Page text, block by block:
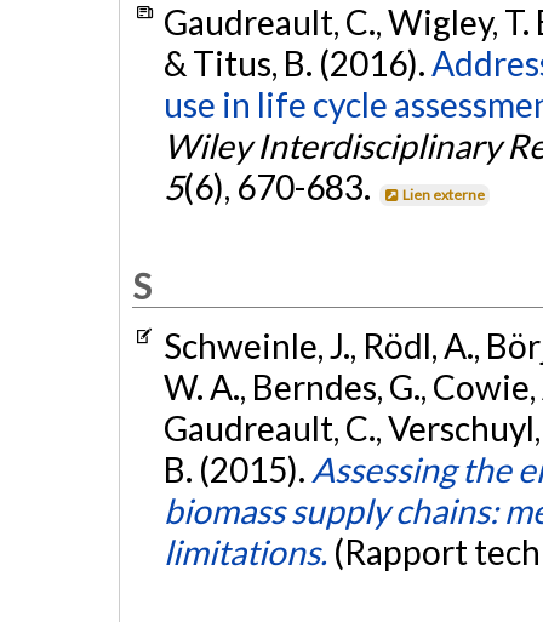
Gaudreault, C., Wigley, T.
& Titus, B. (2016).
use in life cycle
Wiley Interdisciplinary
5(6), 670-683. Lien externe
S
Schweinle, J., Rödl, A.,
W. A., Berndes, G.,
Gaudreault, C.,
B. (2015). Assessing the
biomass supply chains:
limitations. (Rapport